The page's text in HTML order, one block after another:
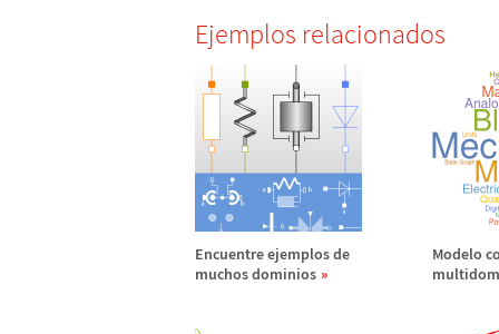
Ejemplos relacionados
Encuentre ejemplos de
muchos dominios
Modelo